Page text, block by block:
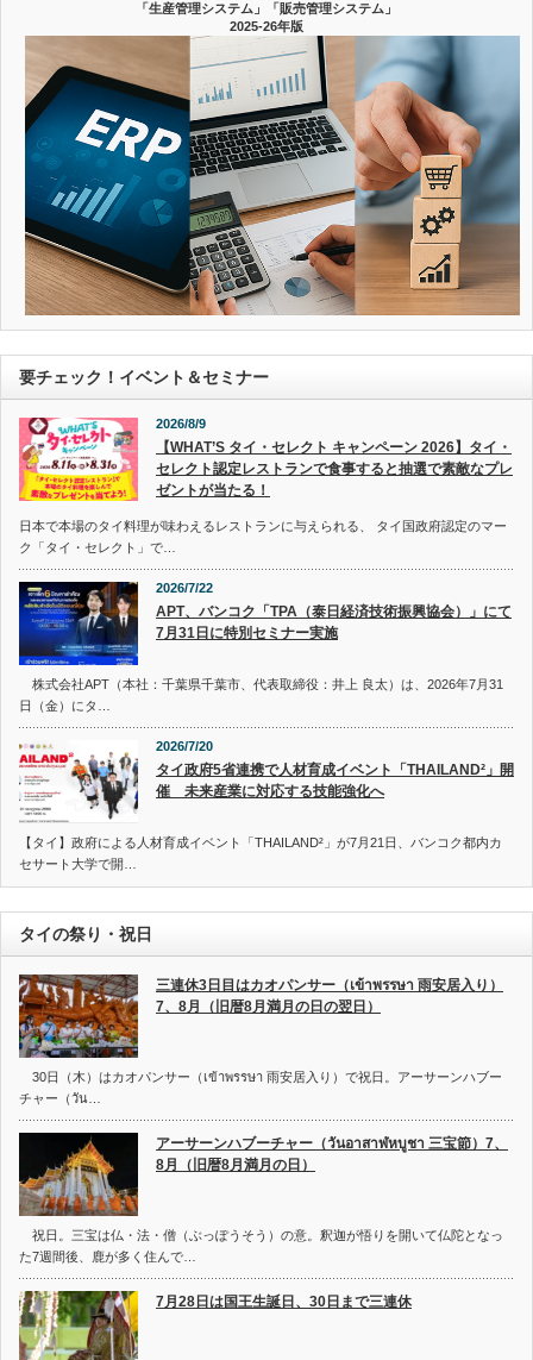
「生産管理システム」「販売管理システム」
2025-26年版
要チェック！イベント＆セミナー
2026/8/9
【WHAT’S タイ・セレクト キャンペーン 2026】タイ・
セレクト認定レストランで食事すると抽選で素敵なプレ
ゼントが当たる！
日本で本場のタイ料理が味わえるレストランに与えられる、 タイ国政府認定のマー
ク「タイ・セレクト」で…
2026/7/22
APT、バンコク「TPA（泰日経済技術振興協会）」にて
7月31日に特別セミナー実施
株式会社APT（本社：千葉県千葉市、代表取締役：井上 良太）は、2026年7月31
日（金）にタ…
2026/7/20
タイ政府5省連携で人材育成イベント「THAILAND²」開
催 未来産業に対応する技能強化へ
【タイ】政府による人材育成イベント「THAILAND²」が7月21日、バンコク都内カ
セサート大学で開…
タイの祭り・祝日
三連休3日目はカオパンサー（เข้าพรรษา 雨安居入り）
7、8月（旧暦8月満月の日の翌日）
30日（木）はカオパンサー（เข้าพรรษา 雨安居入り）で祝日。アーサーンハブー
チャー（วัน…
アーサーンハブーチャー（วันอาสาฬหบูชา 三宝節）7、
8月（旧暦8月満月の日）
祝日。三宝は仏・法・僧（ぶっぽうそう）の意。釈迦が悟りを開いて仏陀となっ
た7週間後、鹿が多く住んで…
7月28日は国王生誕日、30日まで三連休